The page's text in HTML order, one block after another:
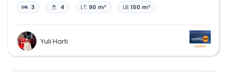
3 4 LT: 90 m² LB:150 m²
Yuli Harti